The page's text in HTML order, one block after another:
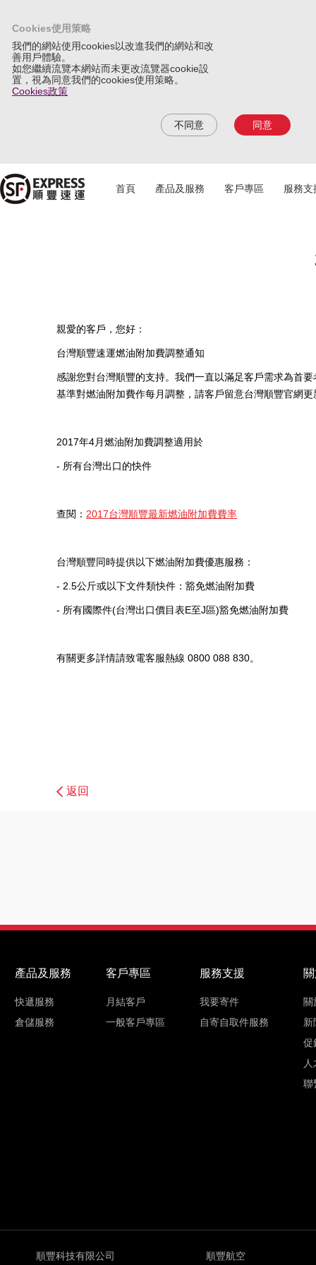
Cookies使用策略
我們的網站使用cookies以改進我們的網站和改
善用戶體驗。
如您繼續流覽本網站而未更改流覽器cookie設
置，視為同意我們的cookies使用策略。
Cookies政策
不同意 同意
首頁 產品及服務 客戶專區 服務支
親愛的客戶，您好：
台灣順豐速運燃油附加費調整通知
感謝您對台灣順豐的支持。我們一直以滿足客戶需求為首
基準對燃油附加費作每月調整，請客戶留意台灣順豐官網更
2017年4月燃油附加費調整適用於
- 所有台灣出口的快件
查閱： 2017台灣順豐最新燃油附加費費率
台灣順豐同時提供以下燃油附加費優惠服務：
- 2.5公斤或以下文件類快件：豁免燃油附加費
- 所有國際件(台灣出口價目表E至J區)豁免燃油附加費
有關更多詳情請致電客服熱線 0800 088 830。
返回
產品及服務
快遞服務
倉儲服務
客戶專區
月結客戶
一般客戶專區
服務支援
我要寄件
自寄自取件服務
關
新
促
聯
順豐科技有限公司 順豐航空